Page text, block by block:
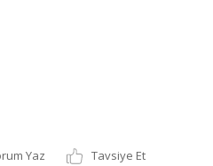
Yaz
Tavsiye Et